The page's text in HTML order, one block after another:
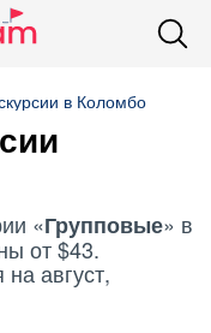
в Коломбо
«Групповые» в
от $43.
август,